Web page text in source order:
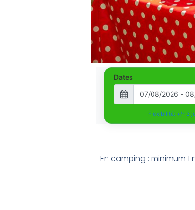
Dates
Flexibilité: +/- 3
En camping : minimum